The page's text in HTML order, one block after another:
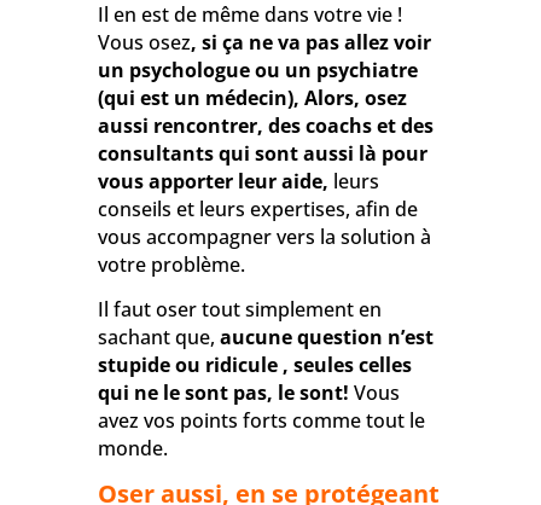
Il en est de même dans votre vie !
Vous osez, si ça ne va pas allez voir
un psychologue ou un psychiatre
(qui est un médecin), Alors, osez
aussi rencontrer, des coachs et des
consultants qui sont aussi là pour
vous apporter leur aide, leurs
conseils et leurs expertises, afin de
vous accompagner vers la solution à
votre problème.
Il faut oser tout simplement en
sachant que, aucune question n’est
stupide ou ridicule , seules celles
qui ne le sont pas, le sont! Vous
avez vos points forts comme tout le
monde.
Oser aussi, en se protégeant